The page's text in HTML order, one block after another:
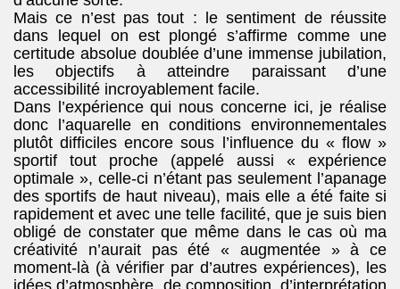
Mais ce n’est pas tout : le sentiment de réussite
dans lequel on est plongé s’affirme comme une
certitude absolue doublée d’une immense jubilation,
les objectifs à atteindre paraissant d’une
accessibilité incroyablement facile.
Dans l’expérience qui nous concerne ici, je réalise
donc l’aquarelle en conditions environnementales
plutôt difficiles encore sous l’influence du « flow »
sportif tout proche (appelé aussi « expérience
optimale », celle-ci n’étant pas seulement l’apanage
des sportifs de haut niveau), mais elle a été faite si
rapidement et avec une telle facilité, que je suis bien
obligé de constater que même dans le cas où ma
créativité n’aurait pas été « augmentée » à ce
moment-là (à vérifier par d’autres expériences), les